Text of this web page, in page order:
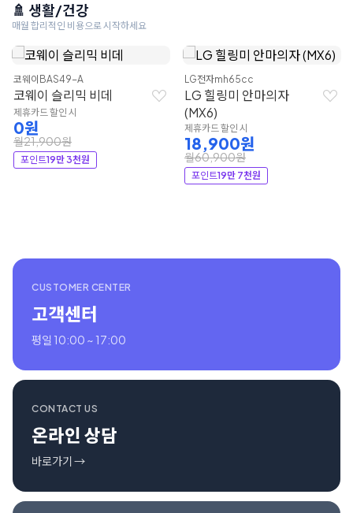
🚿 생활/건강
매월 합리적인 비용으로 시작하세요
코웨이 BAS49-A
코웨이 슬리믹 비데
제휴카드 할인 시
0원
월21,900원
포인트19만 3천원
LG전자mh65cc
LG 힐링미 안마의자
(MX6)
제휴카드 할인 시
18,900원
월60,900원
포인트19만 7천원
CUSTOMER CENTER
고객센터
평일 10:00 ~ 17:00
CONTACT US
온라인 상담
바로가기 →